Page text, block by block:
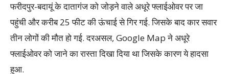
फरीदपुर-बदायूं के दातागंज को जोड़ने वाले अधूरे फ्लाईओवर पर जा
पहुंची और करीब 25 फीट की ऊंचाई से गिर गई. जिसके बाद कार सवार
तीन लोगों की मौत हो गई. दरअसल, Google Map ने अधूरे
फ्लाईओवर को जाने का रास्ता दिखा दिया था जिसके कारण ये हादसा
हुआ.